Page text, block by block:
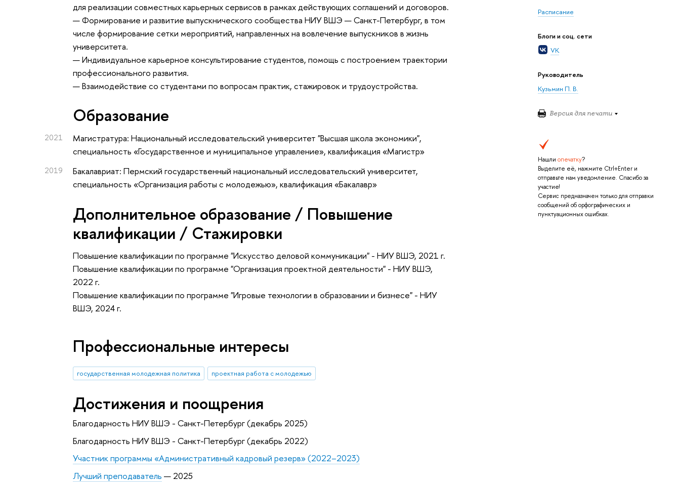
Расписание
Блоги и соц. сети
VK
Руководитель
Кузьмин П. В.
Версия для печати
Нашли опечатку?
Выделите её, нажмите Ctrl+Enter и
отправьте нам уведомление. Спасибо за
участие!
Сервис предназначен только для отправки
сообщений об орфографических и
пунктуационных ошибках.
для реализации совместных карьерных сервисов в рамках действующих соглашений и договоров.
— Формирование и развитие выпускнического сообщества НИУ ВШЭ — Санкт-Петербург, в том
числе формирование сетки мероприятий, направленных на вовлечение выпускников в жизнь
университета.
— Индивидуальное карьерное консультирование студентов, помощь с построением траектории
профессионального развития.
— Взаимодействие со студентами по вопросам практик, стажировок и трудоустройства.
Oбразование
2021
Магистратура: Национальный исследовательский университет "Высшая школа экономики",
специальность «Государственное и муниципальное управление», квалификация «Магистр»
2019
Бакалавриат: Пермский государственный национальный исследовательский университет,
специальность «Организация работы с молодежью», квалификация «Бакалавр»
Дополнительное образование / Повышение
квалификации / Стажировки
Повышение квалификации по программе "Искусство деловой коммуникации" - НИУ ВШЭ, 2021 г.
Повышение квалификации по программе "Организация проектной деятельности" - НИУ ВШЭ,
2022 г.
Повышение квалификации по программе "Игровые технологии в образовании и бизнесе" - НИУ
ВШЭ, 2024 г.
Профессиональные интересы
государственная молодежная политика проектная работа с молодежью
Достижения и поощрения
Благодарность НИУ ВШЭ - Санкт-Петербург (декабрь 2025)
Благодарность НИУ ВШЭ - Санкт-Петербург (декабрь 2022)
Участник программы «Административный кадровый резерв» (2022–2023)
Лучший преподаватель — 2025